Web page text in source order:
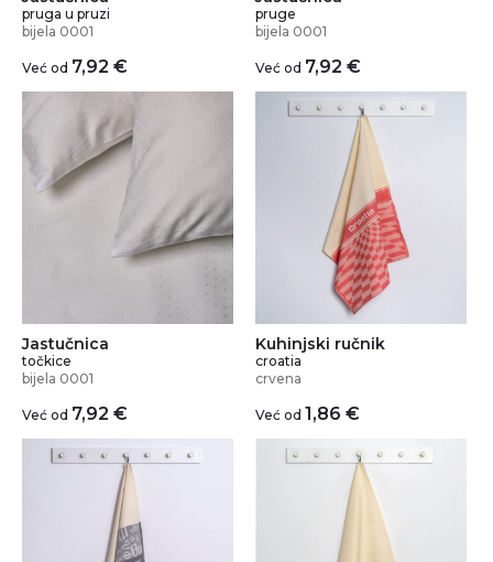
pruga u pruzi
bijela 0001
Već od 7,92 €
pruge
bijela 0001
Već od 7,92 €
Jastučnica
točkice
bijela 0001
Već od 7,92 €
Kuhinjski ručnik
croatia
crvena
Već od 1,86 €